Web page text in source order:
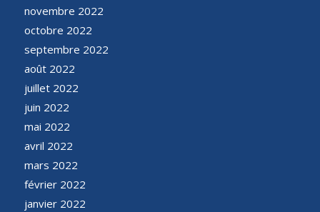
novembre 2022
octobre 2022
septembre 2022
août 2022
juillet 2022
juin 2022
mai 2022
avril 2022
mars 2022
février 2022
janvier 2022